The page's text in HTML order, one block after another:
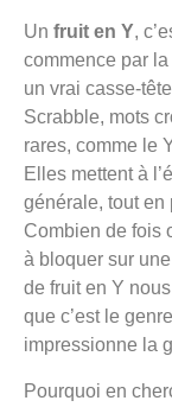
Un fruit en Y,
commence par
un vrai casse-
Scrabble, mots
rares, comme le
Elles mettent à
générale, tout en
Combien de fois
à bloquer sur
de fruit en Y
que c’est le
impressionne la
Pourquoi en